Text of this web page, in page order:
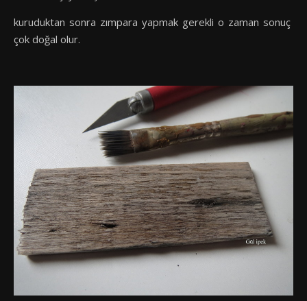
kuruduktan sonra zımpara yapmak gerekli o zaman sonuç
çok doğal olur.